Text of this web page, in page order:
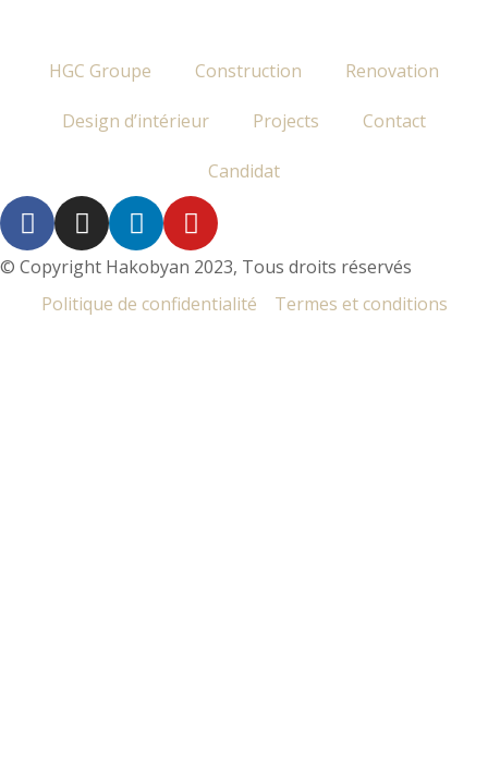
HGC Groupe Construction Renovation
Design d’intérieur Projects Contact
Candidat
© Copyright Hakobyan 2023, Tous droits réservés
Politique de confidentialité
Termes et conditions